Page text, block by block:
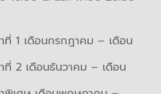
ที่ 1 เดือนกรกฎาคม – เดือน
ที่ 2 เดือนธันวาคม – เดือน